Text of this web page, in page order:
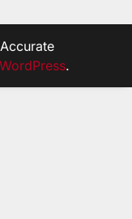
Accurate
WordPress.